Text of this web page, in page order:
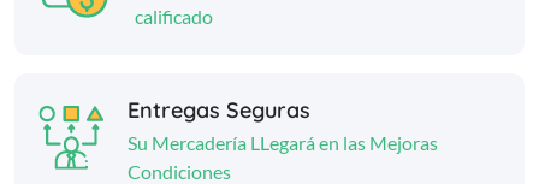
calificado
Entregas Seguras
Su Mercadería LLegará en las Mejoras
Condiciones